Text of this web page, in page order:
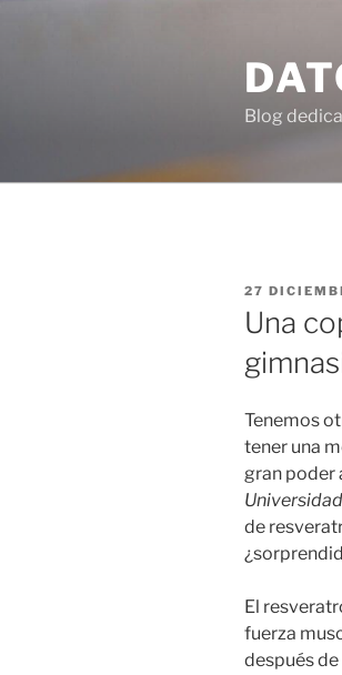
Blog
PUBLICADO
EN
27
Una
Tenemos
tener una
gran poder
de
El
fuerza
después